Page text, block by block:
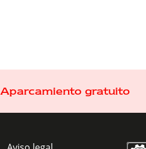
Aparcamiento gratuito